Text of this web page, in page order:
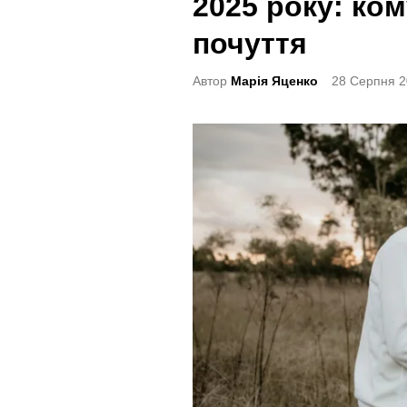
t
e
d
i
почуття
Автор Марія Яценко 28 Серпня